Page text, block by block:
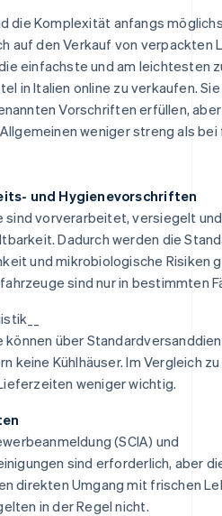
die Komplexität anfangs
auf den Verkauf von verpackten
einfachste und am leichtesten
in Italien online zu verkaufen.
Vorschriften erfüllen,
weniger streng als
und Hygienevorschriften
sind vorverarbeitet, versiegelt
Dadurch werden die
und mikrobiologische Risiken
sind nur in bestimmten
können über
keine Kühlhäuser. Im Vergleich
weniger wichtig.
(SCIA) und
sind erforderlich, aber
direkten Umgang mit frischen
in der Regel nicht.